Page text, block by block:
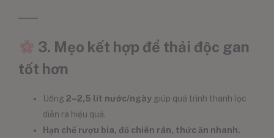
3. Mẹo kết hợp để thải độc gan
tốt hơn
Uống 2–2,5 lít nước/ngày giúp quá trình thanh lọc
diễn ra hiệu quả.
Hạn chế rượu bia, đồ chiên rán, thức ăn nhanh.